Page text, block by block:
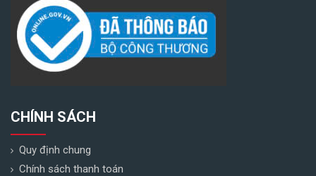
CHÍNH SÁCH
Quy định chung
Chính sách thanh toán